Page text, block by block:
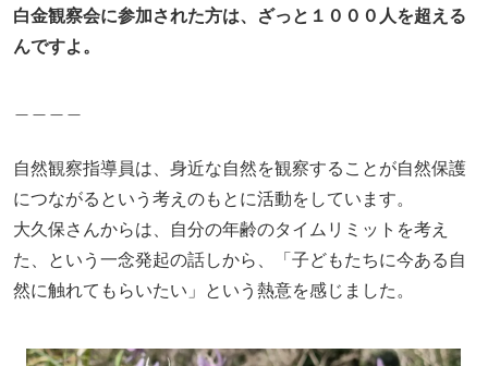
白金観察会に参加された方は、ざっと１０００人を超える
んですよ。
自然観察指導員は、身近な自然を観察することが自然保護
につながるという考えのもとに活動をしています。
大久保さんからは、自分の年齢のタイムリミットを考え
た、という一念発起の話しから、「子どもたちに今ある自
然に触れてもらいたい」という熱意を感じました。